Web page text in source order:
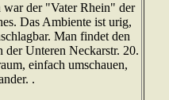
war der "Vater Rhein" der
Das Ambiente ist urig,
Man findet den
Unteren Neckarstr. 20.
einfach umschauen,
.